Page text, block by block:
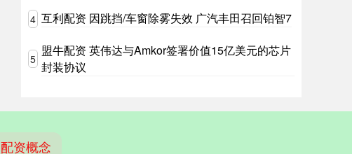
4 互利配资 因跳挡/车窗除雾失效 广汽丰田召回铂智7
5
盟牛配资 英伟达与Amkor签署价值15亿美元的芯片
封装协议
配资概念